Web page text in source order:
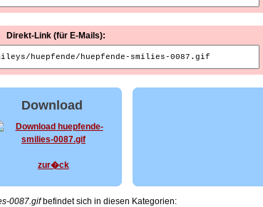
Direkt-Link (für E-Mails):
Download
zur�ck
0087.gifbefindet sich in diesen Kategorien: